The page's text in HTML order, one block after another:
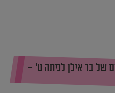
של בר אילן לכיתה ט’ –